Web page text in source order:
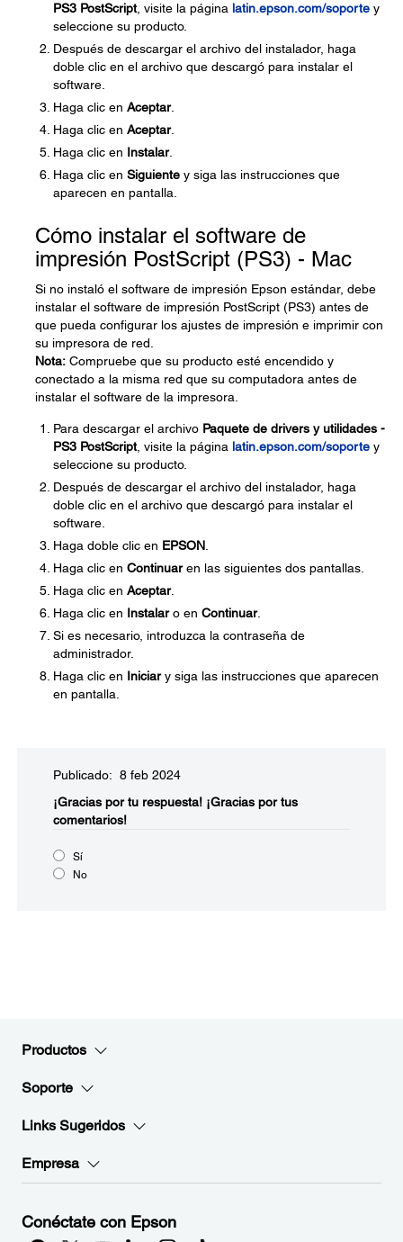
PS3 PostScript, visite la página latin.epson.com/soporte y
seleccione su producto.
Después de descargar el archivo del instalador, haga
doble clic en el archivo que descargó para instalar el
software.
Haga clic en Aceptar.
Haga clic en Aceptar.
Haga clic en Instalar.
Haga clic en Siguiente y siga las instrucciones que
aparecen en pantalla.
Cómo instalar el software de
impresión PostScript (PS3) - Mac
Si no instaló el software de impresión Epson estándar, debe
instalar el software de impresión PostScript (PS3) antes de
que pueda configurar los ajustes de impresión e imprimir con
su impresora de red.
Nota: Compruebe que su producto esté encendido y
conectado a la misma red que su computadora antes de
instalar el software de la impresora.
Para descargar el archivo Paquete de drivers y utilidades -
PS3 PostScript, visite la página latin.epson.com/soporte y
seleccione su producto.
Después de descargar el archivo del instalador, haga
doble clic en el archivo que descargó para instalar el
software.
Haga doble clic en EPSON
Haga clic en Continuaren las siguientes dos pantallas.
Haga clic en Aceptar.
Haga clic en Instalaro en Continuar.
Si es necesario, introduzca la contraseña de
administrador.
Haga clic en Iniciary siga las instrucciones que aparecen
en pantalla.
Publicado: 8 feb 2024
¡Gracias por tu respuesta! ¡Gracias por tus
comentarios!
Sí
No
Productos
Soporte
Links Sugeridos
Empresa
Conéctate con Epson